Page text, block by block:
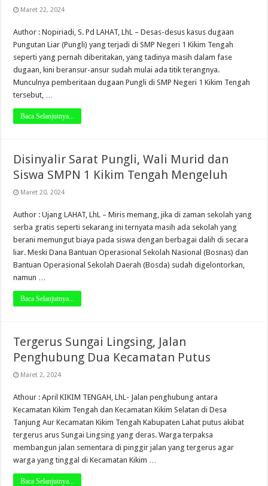
Maret 22, 2024
Author : Nopiriadi, S. Pd LAHAT, LhL – Desas-desus kasus dugaan
Pungutan Liar (Pungli) yang terjadi di SMP Negeri 1 Kikim Tengah
seperti yang pernah diberitakan, yang tadinya masih dalam fase
dugaan, kini beransur-ansur sudah mulai ada titik terangnya.
Munculnya pemberitaan dugaan Pungli di SMP Negeri 1 Kikim Tengah
tersebut, …
Baca Selanjutnya...
Disinyalir Sarat Pungli, Wali Murid dan
Siswa SMPN 1 Kikim Tengah Mengeluh
Maret 20, 2024
Author : Ujang LAHAT, LhL – Miris memang, jika di zaman sekolah yang
serba gratis seperti sekarang ini ternyata masih ada sekolah yang
berani memungut biaya pada siswa dengan berbagai dalih di secara
liar. Meski Dana Bantuan Operasional Sekolah Nasional (Bosnas) dan
Bantuan Operasional Sekolah Daerah (Bosda) sudah digelontorkan,
namun …
Baca Selanjutnya...
Tergerus Sungai Lingsing, Jalan
Penghubung Dua Kecamatan Putus
Maret 2, 2024
Athour : April KIKIM TENGAH, LhL- Jalan penghubung antara
Kecamatan Kikim Tengah dan Kecamatan Kikim Selatan di Desa
Tanjung Aur Kecamatan Kikim Tengah Kabupaten Lahat putus akibat
tergerus arus Sungai Lingsing yang deras. Warga terpaksa
membangun jalan sementara di pinggir jalan yang tergerus agar
warga yang tinggal di Kecamatan Kikim …
Baca Selanjutnya...